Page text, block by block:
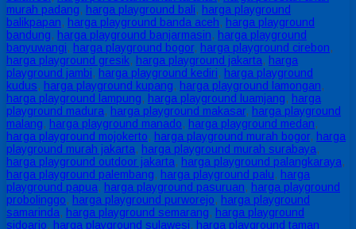
murah padang, harga playground bali, harga playground
balikpapan, harga playground banda aceh, harga playground
bandung, harga playground banjarmasin, harga playground
banyuwangi, harga playground bogor, harga playground cirebon,
harga playground gresik, harga playground jakarta, harga
playground jambi, harga playground kediri, harga playground
kudus, harga playground kupang, harga playground lamongan,
harga playground lampung, harga playground luamjang, harga
playground madura, harga playground makasar, harga playground
malang, harga playground manado, harga playground medan,
harga playground mojokerto, harga playground murah bogor, harga
playground murah jakarta, harga playground murah surabaya,
harga playground outdoor jakarta, harga playground palangkaraya,
harga playground palembang, harga playground palu, harga
playground papua, harga playground pasuruan, harga playground
probolinggo, harga playground purworejo, harga playground
samarinda, harga playground semarang, harga playground
sidoarjo, harga playground sulawesi, harga playground taman